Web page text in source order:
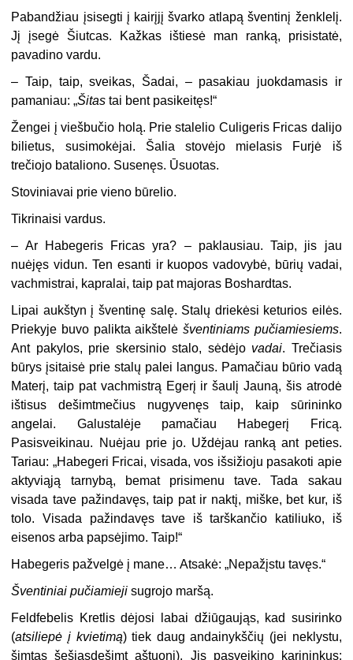
Pabandžiau įsisegti į kairįjį švarko atlapą šventinį ženklelį.
Jį įsegė Šiutcas. Kažkas ištiesė man ranką, prisistatė,
pavadino vardu.
– Taip, taip, sveikas, Šadai, – pasakiau juokdamasis ir
pamaniau: „Šitas tai bent pasikeitęs!“
Žengei į viešbučio holą. Prie stalelio Culigeris Fricas dalijo
bilietus, susimokėjai. Šalia stovėjo mielasis Furjė iš
trečiojo bataliono. Susenęs. Ūsuotas.
Stoviniavai prie vieno būrelio.
Tikrinaisi vardus.
– Ar Habegeris Fricas yra? – paklausiau. Taip, jis jau
nuėjęs vidun. Ten esanti ir kuopos vadovybė, būrių vadai,
vachmistrai, kapralai, taip pat majoras Boshardtas.
Lipai aukštyn į šventinę salę. Stalų driekėsi keturios eilės.
Priekyje buvo palikta aikštelė šventiniams pučiamiesiems.
Ant pakylos, prie skersinio stalo, sėdėjo vadai. Trečiasis
būrys įsitaisė prie stalų palei langus. Pamačiau būrio vadą
Materį, taip pat vachmistrą Egerį ir šaulį Jauną, šis atrodė
ištisus dešimtmečius nugyvenęs taip, kaip sūrininko
angelai. Galustalėje pamačiau Habegerį Fricą.
Pasisveikinau. Nuėjau prie jo. Uždėjau ranką ant peties.
Tariau: „Habegeri Fricai, visada, vos išsižioju pasakoti apie
aktyviąją tarnybą, bemat prisimenu tave. Tada sakau
visada tave pažindavęs, taip pat ir naktį, miške, bet kur, iš
tolo. Visada pažindavęs tave iš tarškančio katiliuko, iš
eisenos arba papsėjimo. Taip!“
Habegeris pažvelgė į mane… Atsakė: „Nepažįstu tavęs.“
Šventiniai pučiamieji sugrojo maršą.
Feldfebelis Kretlis dėjosi labai džiūgaująs, kad susirinko
(atsiliepė į kvietimą) tiek daug andainykščių (jei neklystu,
šimtas šešiasdešimt aštuoni). Jis pasveikino karininkus: